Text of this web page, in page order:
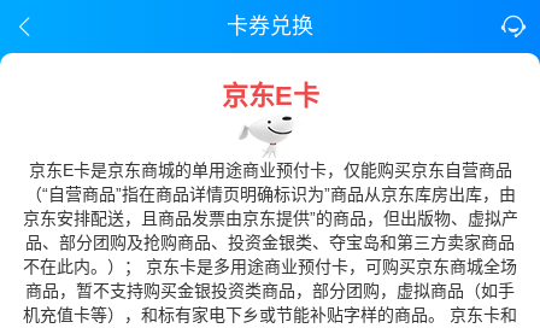
卡券兑换
京东E卡
京东E卡是京东商城的单用途商业预付卡，仅能购买京东自营商品
（“自营商品”指在商品详情页明确标识为”商品从京东库房出库，由
京东安排配送，且商品发票由京东提供”的商品，但出版物、虚拟产
品、部分团购及抢购商品、投资金银类、夺宝岛和第三方卖家商品
不在此内。）； 京东卡是多用途商业预付卡，可购买京东商城全场
商品，暂不支持购买金银投资类商品，部分团购，虚拟商品（如手
机充值卡等），和标有家电下乡或节能补贴字样的商品。 京东卡和